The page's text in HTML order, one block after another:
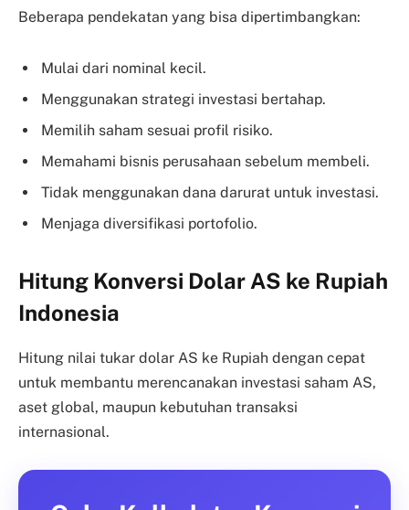
Beberapa pendekatan yang bisa dipertimbangkan:
Mulai dari nominal kecil.
Menggunakan strategi investasi bertahap.
Memilih saham sesuai profil risiko.
Memahami bisnis perusahaan sebelum membeli.
Tidak menggunakan dana darurat untuk investasi.
Menjaga diversifikasi portofolio.
Hitung Konversi Dolar AS ke Rupiah
Indonesia
Hitung nilai tukar dolar AS ke Rupiah dengan cepat
untuk membantu merencanakan investasi saham AS,
aset global, maupun kebutuhan transaksi
internasional.